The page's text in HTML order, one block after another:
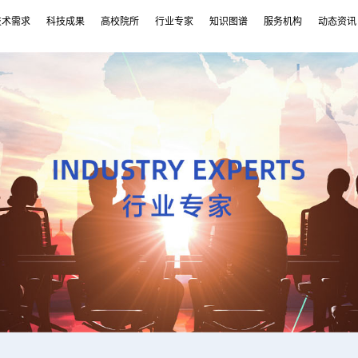
术需求 科技成果 高校院所 行业专家 知识图谱 服务机构 动态资讯